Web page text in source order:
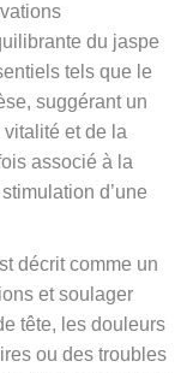
du jaspe
tels que le
suggérant un
et de la
associé à la
d’une
décrit comme un
et soulager
tête, les douleurs
ou des troubles